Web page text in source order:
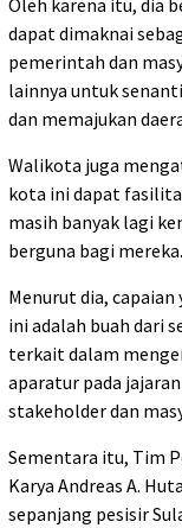
dapat dimaknai
pemerintah dan
lainnya untuk
dan memajukan
Walikota juga
kota ini dapat
masih banyak lagi
berguna bagi mereka.
Menurut dia,
ini adalah buah dari
terkait dalam
aparatur pada
stakeholder dan
Sementara itu, Tim
Karya Andreas A.
sepanjang pesisir